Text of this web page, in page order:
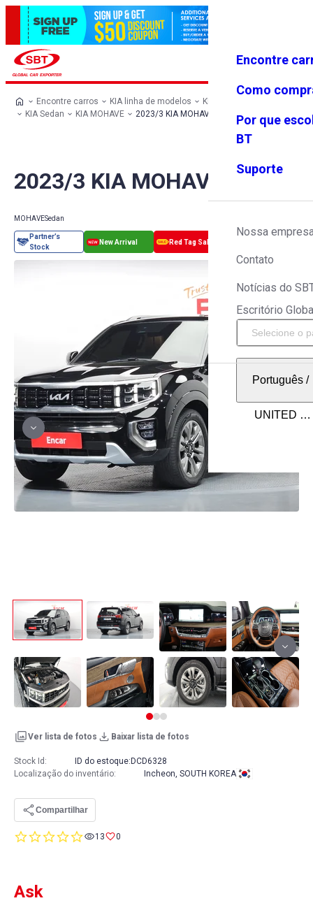
Favoritos Menu
Encontre
Como
Por que
BT
Suporte
Nossa
Contato
Notícias do
Escritório
Português/
Encontre carros KIA linha de modelos
KIA todos os carros
KIA Sedan
KIA MOHAVE 2023/3 KIA MOHAVE
2023/3 KIA MOHAVE
MOHAVESedan
Ver lista de fotos Baixar lista de fotos
0.013 0
Ask
Stock Id: ID do estoque: DCD6328
Localização do inventário: Incheon, SOUTH KOREA
Compartilhar